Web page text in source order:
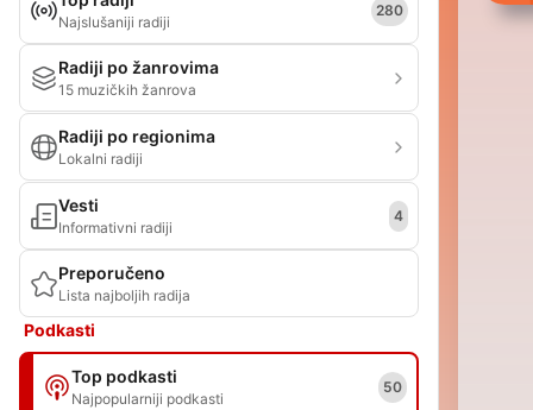
Najslušaniji radiji
280
Radiji po žanrovima
15 muzičkih žanrova
Radiji po regionima
Lokalni radiji
Vesti
Informativni radiji
4
Preporučeno
Lista najboljih radija
Podkasti
Top podkasti
Najpopularniji podkasti
50